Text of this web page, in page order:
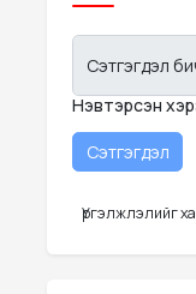
Сэтгэгдэл
Нэвтэрсэн
Үргэлжлэлийг